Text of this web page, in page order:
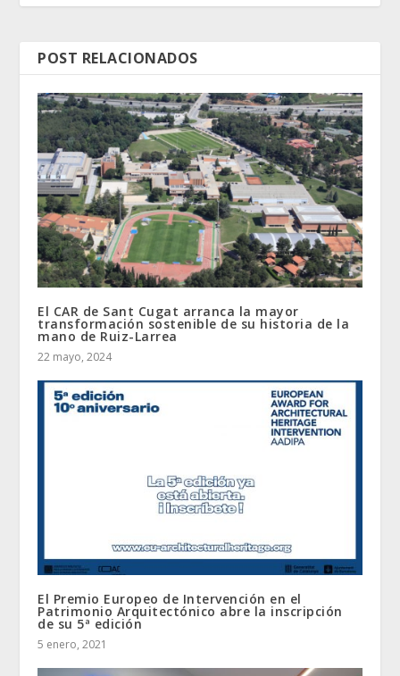
POST RELACIONADOS
El CAR de Sant Cugat arranca la mayor
transformación sostenible de su historia de la
mano de Ruiz-Larrea
22 mayo, 2024
El Premio Europeo de Intervención en el
Patrimonio Arquitectónico abre la inscripción
de su 5ª edición
5 enero, 2021